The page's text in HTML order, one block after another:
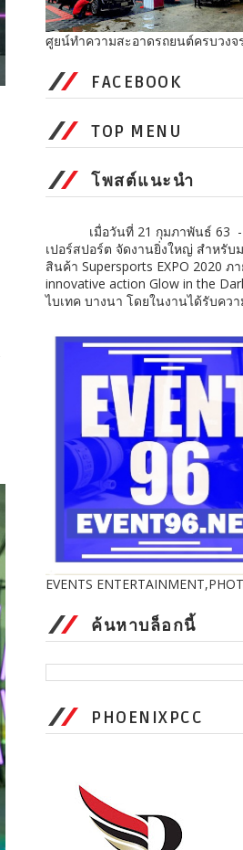
ศูยน์ทำความสะอาดรถยนต์ครบวงจ
FACEBOOK
TOP MENU
โพสต์แนะนำ
เมื่อวันที่ 21 กุมภาพันธ์ 63 -
เปอร์สปอร์ต จัดงานยิ่งใหญ่ สำหรับ
สินค้า Supersports EXPO 2020 ภ
innovative action Glow in the
ไบเทค บางนา โดยในงานได้รับควา
EVENTS
ค้นหาบล็อกนี้
PHOENIXPCC